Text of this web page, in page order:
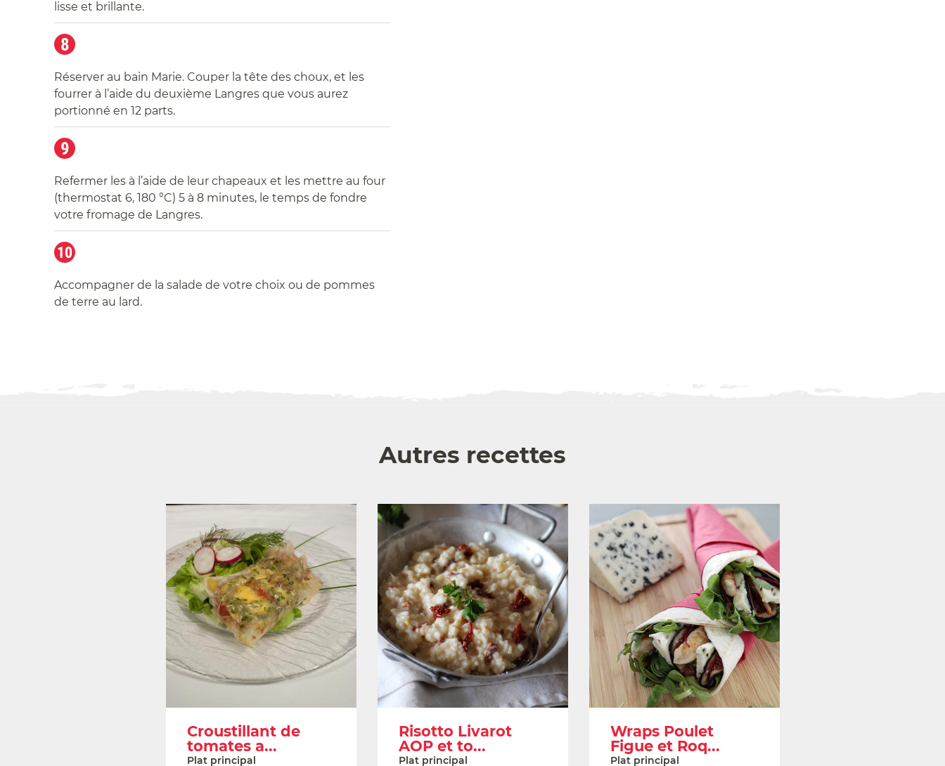
lisse et brillante.
8
Réserver au bain Marie. Couper la tête des choux, et les
fourrer à l’aide du deuxième Langres que vous aurez
portionné en 12 parts.
9
Refermer les à l’aide de leur chapeaux et les mettre au four
(thermostat 6, 180 °C) 5 à 8 minutes, le temps de fondre
votre fromage de Langres.
10
Accompagner de la salade de votre choix ou de pommes
de terre au lard.
Autres recettes
Croustillant de
tomates a...
Plat principal
Risotto Livarot
AOP et to...
Plat principal
Wraps Poulet
Figue et Roq...
Plat principal